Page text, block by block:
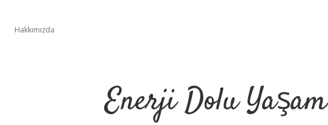
Hakkımızda
Enerji Dolu Yaşam